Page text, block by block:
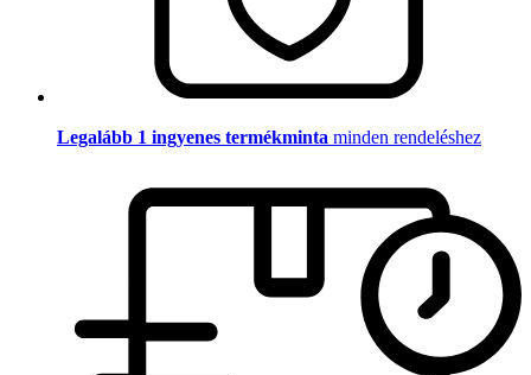
Legalább 1 ingyenes termékminta minden rendeléshez